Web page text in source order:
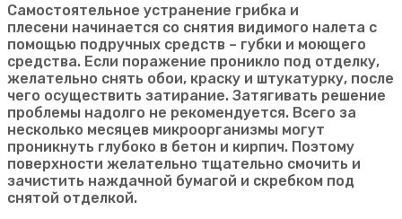
Самостоятельное устранение грибка и
плесени начинается со снятия видимого налета с
помощью подручных средств – губки и моющего
средства. Если поражение проникло под отделку,
желательно снять обои, краску и штукатурку, после
чего осуществить затирание. Затягивать решение
проблемы надолго не рекомендуется. Всего за
несколько месяцев микроорганизмы могут
проникнуть глубоко в бетон и кирпич. Поэтому
поверхности желательно тщательно смочить и
зачистить наждачной бумагой и скребком под
снятой отделкой.